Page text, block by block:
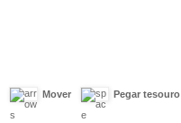
Mover Pegar tesouro